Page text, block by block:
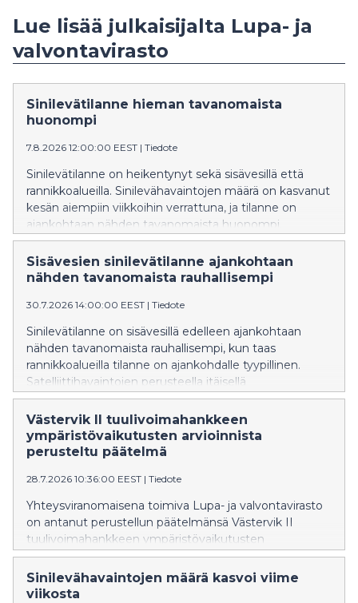
Lue lisää julkaisijalta Lupa- ja
valvontavirasto
Sinilevätilanne hieman tavanomaista
huonompi
7.8.2026 12:00:00 EEST | Tiedote
Sinilevätilanne on heikentynyt sekä sisävesillä että
rannikkoalueilla. Sinilevähavaintojen määrä on kasvanut
kesän aiempiin viikkoihin verrattuna, ja tilanne on
ajankohtaan nähden tavanomaista huonompi.
Sisävesien sinilevätilanne ajankohtaan
nähden tavanomaista rauhallisempi
30.7.2026 14:00:00 EEST | Tiedote
Sinilevätilanne on sisävesillä edelleen ajankohtaan
nähden tavanomaista rauhallisempi, kun taas
rannikkoalueilla tilanne on ajankohdalle tyypillinen.
Satelliittihavaintojen perusteella itäisellä
Suomenlahdella on esiintynyt sinilevän pintakukintoja.
Västervik II tuulivoimahankkeen
ympäristövaikutusten arvioinnista
perusteltu päätelmä
28.7.2026 10:36:00 EEST | Tiedote
Yhteysviranomaisena toimiva Lupa- ja valvontavirasto
on antanut perustellun päätelmänsä Västervik II
tuulivoimahankkeen ympäristövaikutusten
arviointiselostuksesta.
Sinilevähavaintojen määrä kasvoi viime
viikosta